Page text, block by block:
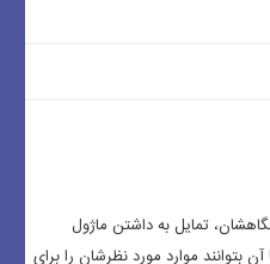
تمایل به داشتن ماژول
بتوانند موارد مورد نظرشان را برای